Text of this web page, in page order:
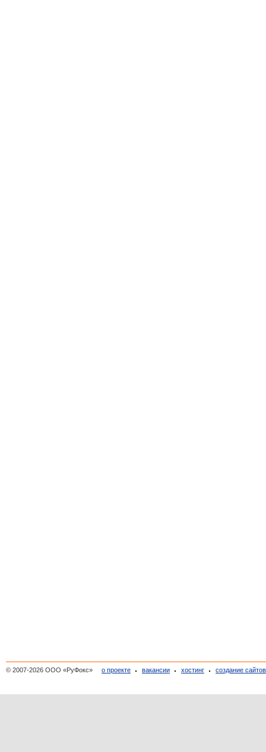
© 2007-2026 ООО «РуФокс» о проекте вакансии хостинг создание сайтов